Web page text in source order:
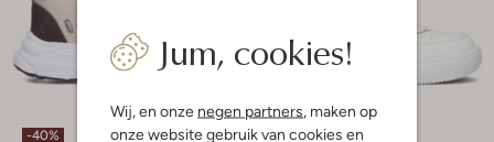
Jum, cookies!
Wij, en onze negen partners, maken op
onze website gebruik van cookies en
-40% -60%